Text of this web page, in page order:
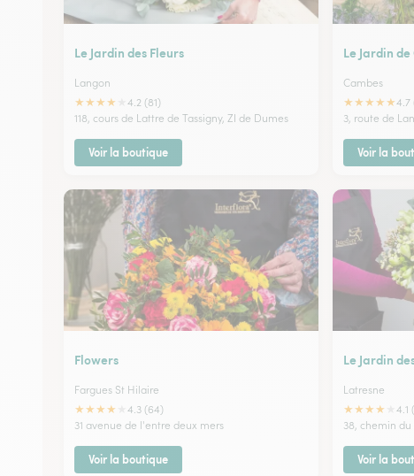
Le Jardin des Fleurs
Langon
★★★★
4.2 (81)
118, cours de Lattre de Tassigny, ZI de Dumes
Voir la boutique
Le Jardin
Cambes
★★★★★4.7
3, route de
Voir la
Flowers
Fargues St Hilaire
★★★★
4.3 (64)
31 avenue de l'entre deux mers
Voir la boutique
Le Jardin
Latresne
★★★★
4.1
38, chemin
Voir la